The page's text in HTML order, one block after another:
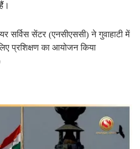
सर्विस सेंटर (एनसीएससी) ने गुवाहाटी में
प्रशिक्षण का आयोजन किया